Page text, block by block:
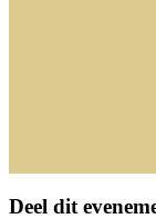
Deel dit